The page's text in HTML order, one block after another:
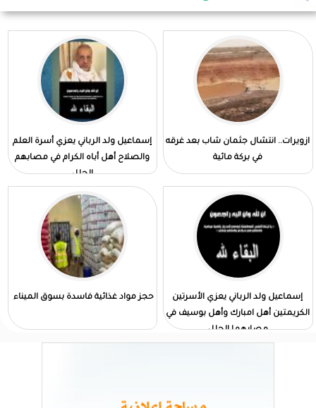
ازويرات.. انتشال جثمان شاب بعد غرقه
في بركة مائية
إسماعيل ولد الرباني يعزي أسرة العلم
والصلاح أهل أباه الكرام في مصابهم
الجلل
إسماعيل ولد الرباني يعزي الأسرتين
الكريمتين أهل امبارك وأهل بوسيف في
مصابهما الجلل
حجز مواد غذائية فاسدة بسوق الميناء